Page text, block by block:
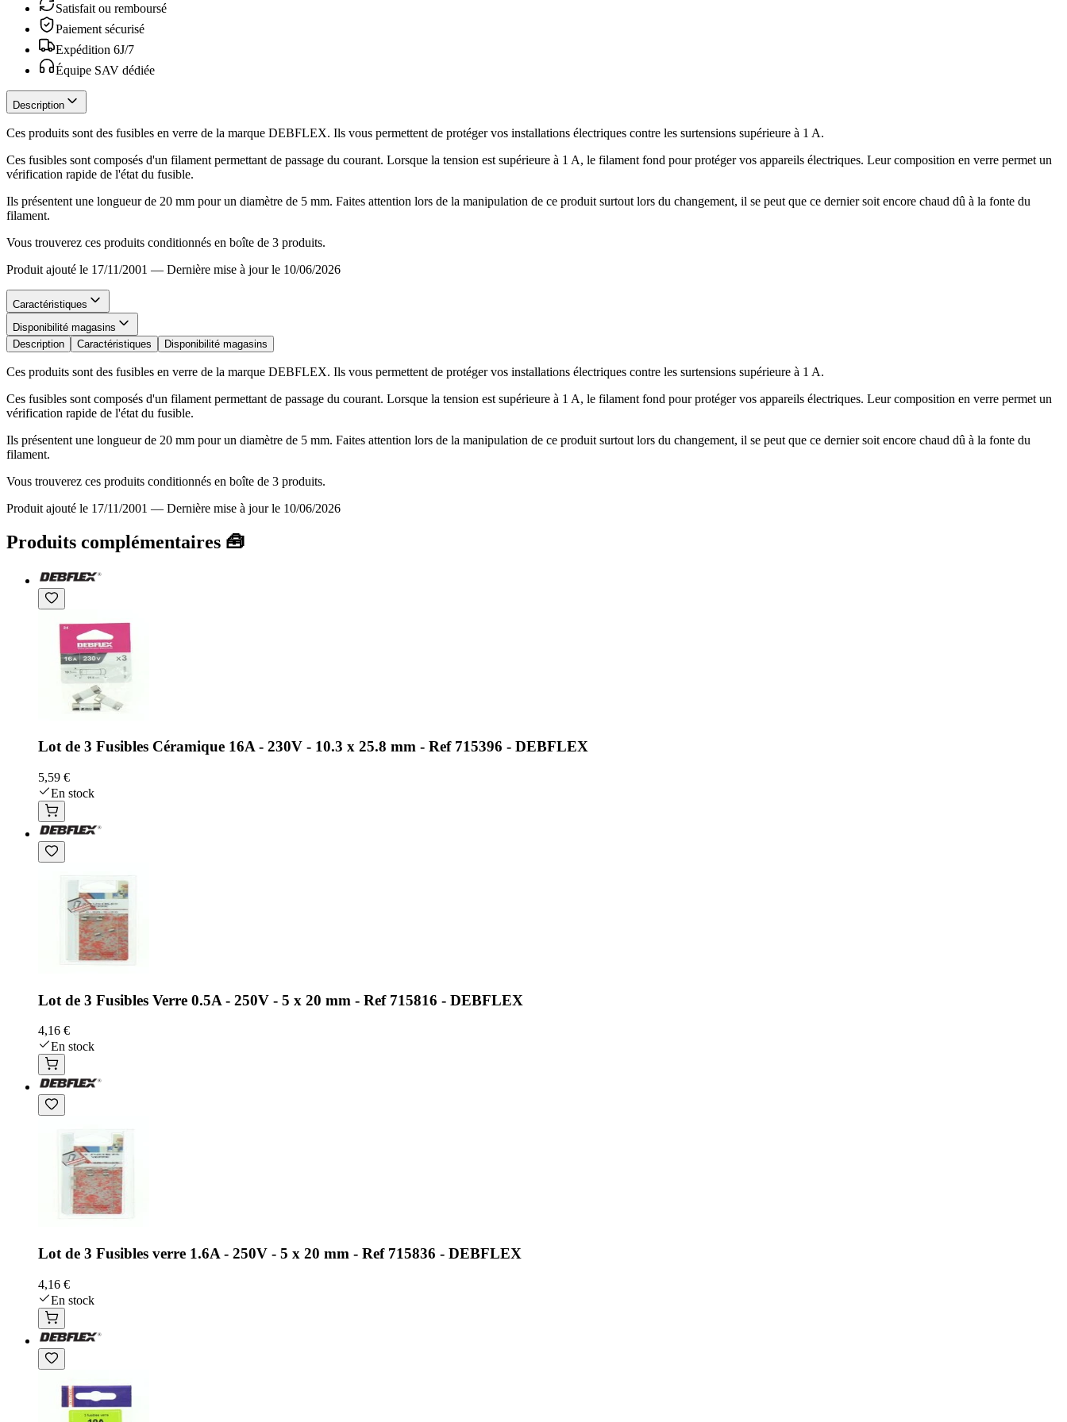
Satisfait ou remboursé
Paiement sécurisé
Expédition 6J/7
Équipe SAV dédiée
Description
Ces produits sont des fusibles en verre de la marque DEBFLEX. Ils vous permettent de protéger vos installations électriques contre les surtensions supérieure à 1 A.
Ces fusibles sont composés d'un filament permettant de passage du courant. Lorsque la tension est supérieure à 1 A, le filament fond pour protéger vos appareils électriques. Leur composition en verre permet un
vérification rapide de l'état du fusible.
Ils présentent une longueur de 20 mm pour un diamètre de 5 mm. Faites attention lors de la manipulation de ce produit surtout lors du changement, il se peut que ce dernier soit encore chaud dû à la fonte du
filament.
Vous trouverez ces produits conditionnés en boîte de 3 produits.
Produit ajouté le 17/11/2001 — Dernière mise à jour le 10/06/2026
Caractéristiques
Disponibilité magasins
Description
Caractéristiques Disponibilité magasins
Ces produits sont des fusibles en verre de la marque DEBFLEX. Ils vous permettent de protéger vos installations électriques contre les surtensions supérieure à 1 A.
Ces fusibles sont composés d'un filament permettant de passage du courant. Lorsque la tension est supérieure à 1 A, le filament fond pour protéger vos appareils électriques. Leur composition en verre permet un
vérification rapide de l'état du fusible.
Ils présentent une longueur de 20 mm pour un diamètre de 5 mm. Faites attention lors de la manipulation de ce produit surtout lors du changement, il se peut que ce dernier soit encore chaud dû à la fonte du
filament.
Vous trouverez ces produits conditionnés en boîte de 3 produits.
Produit ajouté le 17/11/2001 — Dernière mise à jour le 10/06/2026
Produits complémentaires 🧰
Lot de 3 Fusibles Céramique 16A - 230V - 10.3 x 25.8 mm - Ref 715396 - DEBFLEX
5,59 €
En stock
Lot de 3 Fusibles Verre 0.5A - 250V - 5 x 20 mm - Ref 715816 - DEBFLEX
4,16 €
En stock
Lot de 3 Fusibles verre 1.6A - 250V - 5 x 20 mm - Ref 715836 - DEBFLEX
4,16 €
En stock